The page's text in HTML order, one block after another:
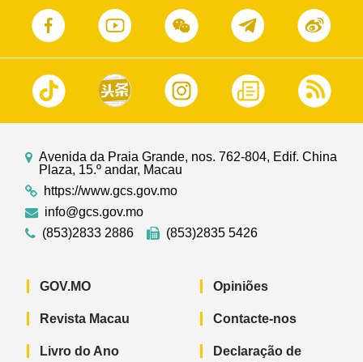
Avenida da Praia Grande, nos. 762-804, Edif. China
Plaza, 15.º andar, Macau
https://www.gcs.gov.mo
info@gcs.gov.mo
(853)2833 2886
(853)2835 5426
GOV.MO
Revista Macau
Livro do Ano
Opiniões
Contacte-nos
Declaração de